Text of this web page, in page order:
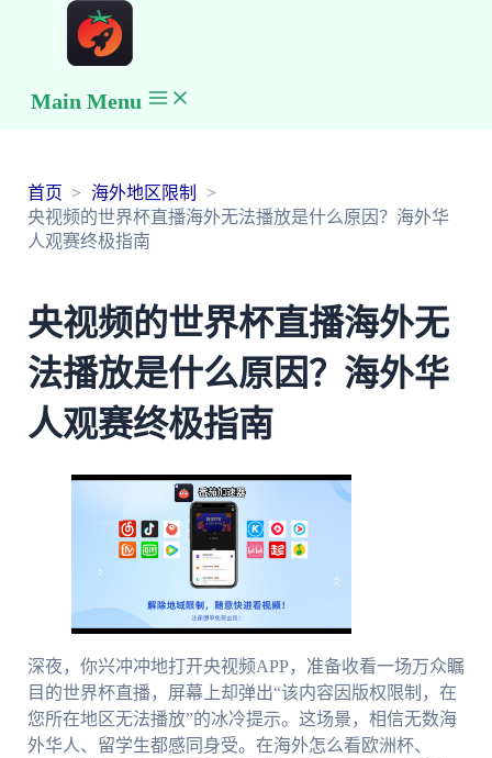
Main Menu
首页
海外地区限制
央视频的世界杯直播海外无法播放是什么原因？海外华
人观赛终极指南
央视频的世界杯直播海外无
法播放是什么原因？海外华
人观赛终极指南
深夜，你兴冲冲地打开央视频APP，准备收看一场万众瞩
目的世界杯直播，屏幕上却弹出“该内容因版权限制，在
您所在地区无法播放”的冰冷提示。这场景，相信无数海
外华人、留学生都感同身受。在海外怎么看欧洲杯、